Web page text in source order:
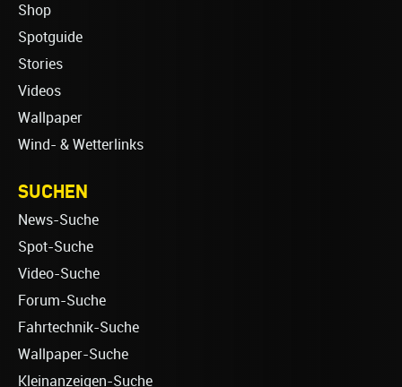
Shop
Spotguide
Stories
Videos
Wallpaper
Wind- & Wetterlinks
SUCHEN
News-Suche
Spot-Suche
Video-Suche
Forum-Suche
Fahrtechnik-Suche
Wallpaper-Suche
Kleinanzeigen-Suche